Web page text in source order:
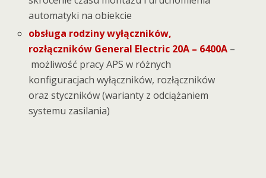
automatyki na obiekcie
obsługa rodziny wyłączników,
rozłączników General Electric 20A – 6400A –
możliwość pracy APS w różnych
konfiguracjach wyłączników, rozłączników
oraz styczników (warianty z odciążaniem
systemu zasilania)